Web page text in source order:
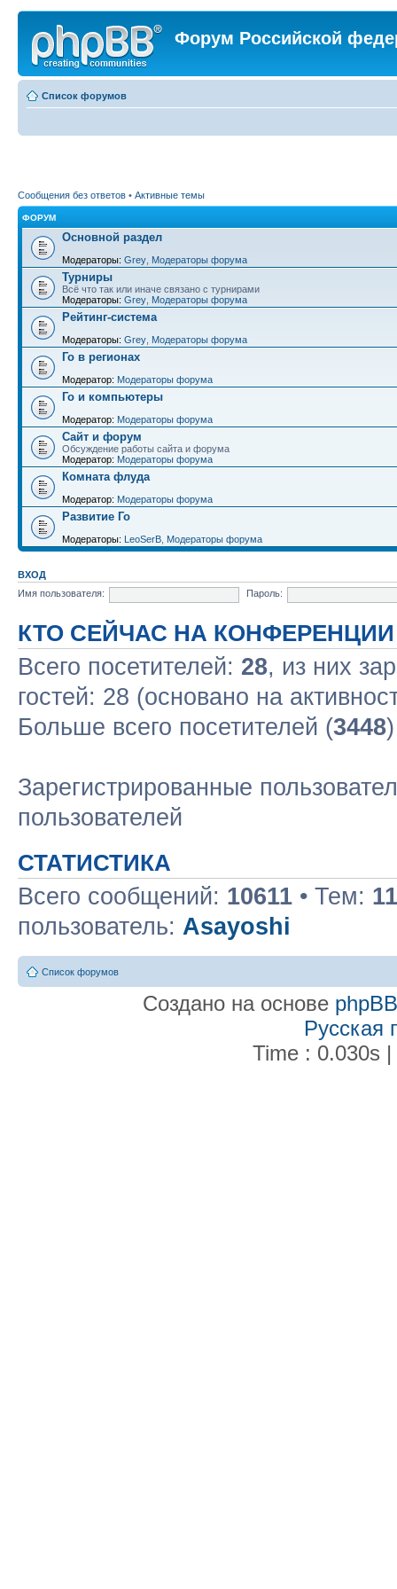
Форум Российской
Список форумов
Сообщения без ответов • Активные темы
ФОРУМ
Основной раздел
Модераторы: Grey Модераторы форума
Турниры
Всё что так или иначе связано с турнирами
Модераторы: Grey Модераторы форума
Рейтинг-система
Модераторы: Grey Модераторы форума
Го в регионах
Модератор: Модераторы форума
Го и компьютеры
Модератор: Модераторы форума
Сайт и форум
Обсуждение работы сайта и форума
Модератор: Модераторы форума
Комната флуда
Модератор: Модераторы форума
Развитие Го
Модераторы: LeoSerB Модераторы форума
ВХОД
Имя пользователя:
Пароль:
КТО СЕЙЧАС НА КОНФЕРЕНЦИИ
Всего посетителей: 28, из них
гостей: 28 (основано на
Больше всего посетителей (3448
Зарегистрированные
пользователей
СТАТИСТИКА
Всего сообщений: 10611 • Тем:
пользователь: Asayoshi
Список форумов
Создано на основе phpBB
Русская
Time : 0.030s